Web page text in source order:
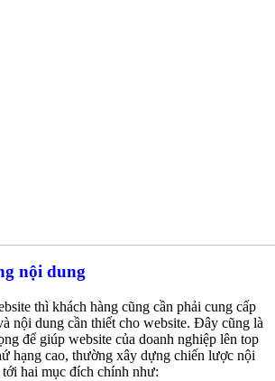
nội dung
thì khách hàng cũng cần phải cung cấp
nội dung cần thiết cho website. Đây cũng là
để giúp website của doanh nghiệp lên top
hạng cao, thường xây dựng chiến lược nội
hai mục đích chính như: